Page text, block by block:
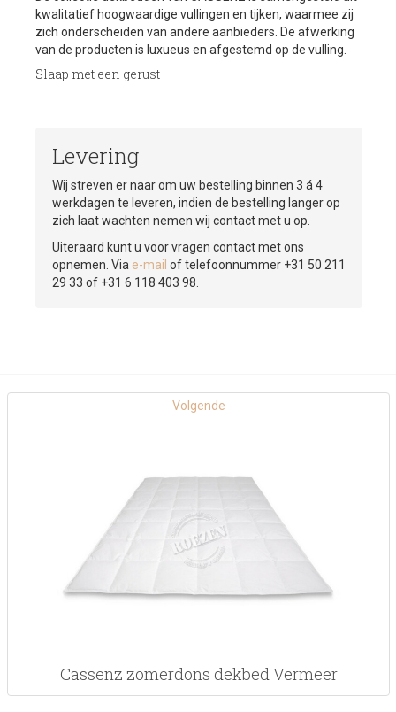
kwalitatief hoogwaardige vullingen en tijken, waarmee zij
zich onderscheiden van andere aanbieders. De afwerking
van de producten is luxueus en afgestemd op de vulling.
Slaap met een gerust
Levering
Wij streven er naar om uw bestelling binnen 3 á 4
werkdagen te leveren, indien de bestelling langer op
zich laat wachten nemen wij contact met u op.
Uiteraard kunt u voor vragen contact met ons
opnemen. Via e-mail of telefoonnummer +31 50 211
29 33 of +31 6 118 403 98.
Volgende
Cassenz zomerdons dekbed Vermeer